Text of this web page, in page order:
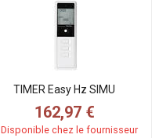
TIMER Easy Hz SIMU
162,97 €
Disponible chez le fournisseur